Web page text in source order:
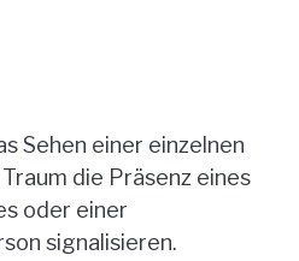
Sehen einer einzelnen
die Präsenz eines
oder einer
signalisieren.